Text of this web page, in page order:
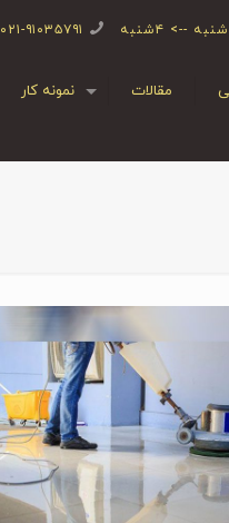
۰۲۱-۹۱۰۳۵۷۹۱
مقالات نمونه کار